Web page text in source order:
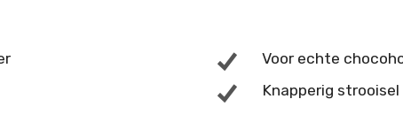
Voor echte
Knapperig strooisel